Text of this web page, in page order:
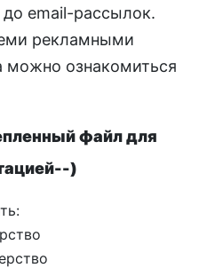
email-рассылок.
рекламными
ознакомиться
файл для
)